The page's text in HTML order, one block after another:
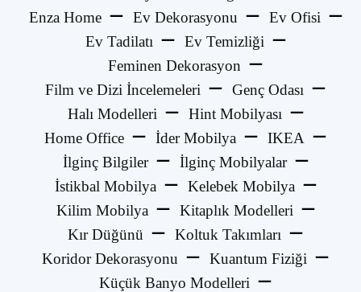
Enza Home
Ev Dekorasyonu
Ev Ofisi
Ev Tadilatı
Ev Temizliği
Feminen Dekorasyon
Film ve Dizi İncelemeleri
Genç Odası
Halı Modelleri
Hint Mobilyası
Home Office
İder Mobilya
IKEA
İlginç Bilgiler
İlginç Mobilyalar
İstikbal Mobilya
Kelebek Mobilya
Kilim Mobilya
Kitaplık Modelleri
Kır Düğünü
Koltuk Takımları
Koridor Dekorasyonu
Kuantum Fiziği
Küçük Banyo Modelleri